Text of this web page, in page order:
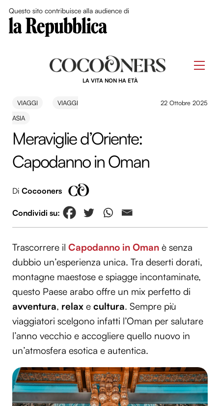
Questo sito contribuisce alla audience di
LA VITA NON HA ETÀ
VIAGGI
VIAGGI
ASIA
22 Ottobre 2025
Meraviglie d’Oriente:
Capodanno in Oman
Di Cocooners
Trascorrere il Capodanno in Oman è senza
dubbio un’esperienza unica. Tra deserti dorati,
montagne maestose e spiagge incontaminate,
questo Paese arabo offre un mix perfetto di
avventura, relax e cultura. Sempre più
viaggiatori scelgono infatti l’Oman per salutare
l’anno vecchio e accogliere quello nuovo in
un’atmosfera esotica e autentica.